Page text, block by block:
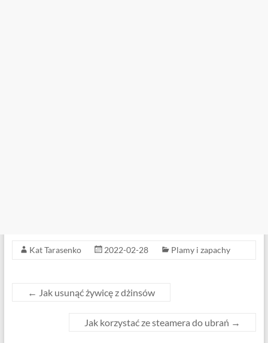
Kat Tarasenko 2022-02-28 Plamy i zapachy
← Jak usunąć żywicę z dżinsów
Jak korzystać ze steamera do ubrań →